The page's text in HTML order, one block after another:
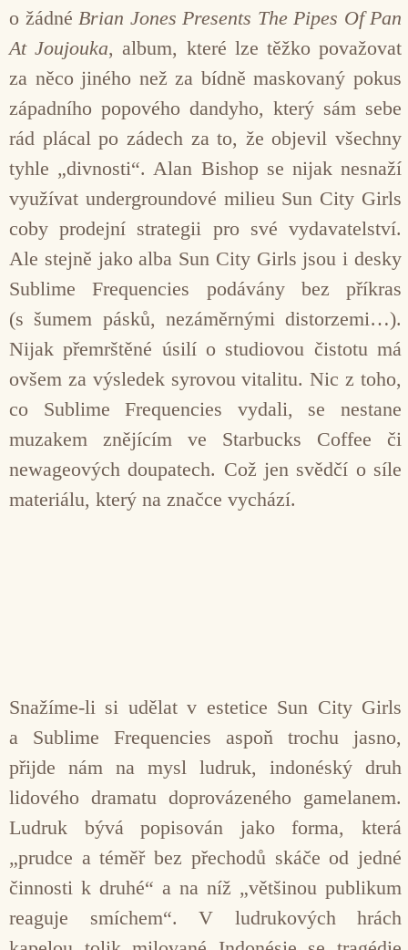
o žádné Brian Jones Presents The Pipes Of Pan
At Joujouka, album, které lze těžko považovat
za něco jiného než za bídně maskovaný pokus
západního popového dandyho, který sám sebe
rád plácal po zádech za to, že objevil všechny
tyhle „divnosti“. Alan Bishop se nijak nesnaží
využívat undergroundové milieu Sun City Girls
coby prodejní strategii pro své vydavatelství.
Ale stejně jako alba Sun City Girls jsou i desky
Sublime Frequencies podávány bez příkras
(s šumem pásků, nezáměrnými distorzemi…).
Nijak přemrštěné úsilí o studiovou čistotu má
ovšem za výsledek syrovou vitalitu. Nic z toho,
co Sublime Frequencies vydali, se nestane
muzakem znějícím ve Starbucks Coffee či
newageových doupatech. Což jen svědčí o síle
materiálu, který na značce vychází.
Snažíme-li si udělat v estetice Sun City Girls
a Sublime Frequencies aspoň trochu jasno,
přijde nám na mysl ludruk, indonéský druh
lidového dramatu doprovázeného gamelanem.
Ludruk bývá popisován jako forma, která
„prudce a téměř bez přechodů skáče od jedné
činnosti k druhé“ a na níž „většinou publikum
reaguje smíchem“. V ludrukových hrách